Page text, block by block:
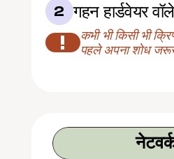
2 गहन हार्डवेयर
!
कभी भी किसी भी
पहले अपना शोध